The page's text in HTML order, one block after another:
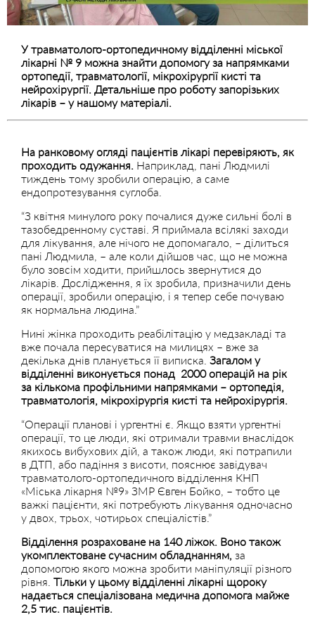
У травматолого-ортопедичному відділенні міської
лікарні № 9 можна знайти допомогу за напрямками
ортопедії, травматології, мікрохірургії кисті та
нейрохірургії. Детальніше про роботу запорізьких
лікарів – у нашому матеріалі.
На ранковому огляді пацієнтів лікарі перевіряють, як
проходить одужання. Наприклад, пані Людмилі
тиждень тому зробили операцію, а саме
ендопротезування суглоба.
“З квітня минулого року почалися дуже сильні болі в
тазобедренному суставі. Я приймала всілякі заходи
для лікування, але нічого не допомагало, – ділиться
пані Людмила, – але коли дійшов час, що не можна
було зовсім ходити, прийшлось звернутися до
лікарів. Дослідження, я їх зробила, призначили день
операції, зробили операцію, і я тепер себе почуваю
як нормальна людина.”
Нині жінка проходить реабілітацію у медзакладі та
вже почала пересуватися на милицях – вже за
декілька днів планується її виписка. Загалом у
відділенні виконується понад 2000 операцій на рік
за кількома профільними напрямками – ортопедія,
травматологія, мікрохірургія кисті та нейрохірургія.
“Операції планові і ургентні є. Якщо взяти ургентні
операції, то це люди, які отримали травми внаслідок
якихось вибухових дій, а також люди, які потрапили
в ДТП, або падіння з висоти, пояснює завідувач
травматолого-ортопедичного відділення КНП
«Міська лікарня №9» ЗМР Євген Бойко, – тобто це
важкі пацієнти, які потребують лікування одночасно
у двох, трьох, чотирьох спеціалістів.”
Відділення розраховане на 140 ліжок. Воно також
укомплектоване сучасним обладнанням, за
допомогою якого можна зробити маніпуляції різного
рівня. Тільки у цьому відділенні лікарні щороку
надається спеціалізована медична допомога майже
2,5 тис. пацієнтів.